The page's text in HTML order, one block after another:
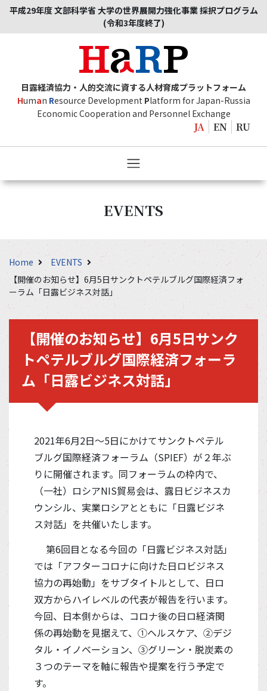
平成29年度 文部科学省 大学の世界展開力強化事業 採択プログラム
(令和3年度終了)
日露経済協力・人的交流に資する人材育成プラットフォーム
Human Resource Development Platform for Japan-Russia
Economic Cooperation and Personnel Exchange
JA EN RU
EVENTS
Home
EVENTS
【開催のお知らせ】6月5日サンクトペテルブルグ国際経済フォ
ーラム「日露ビジネス対話」
【開催のお知らせ】6月5日サンク
トペテルブルグ国際経済フォーラ
ム「日露ビジネス対話」
2021年6月2日～5日にかけてサンクトペテル
ブルグ国際経済フォーラム（SPIEF）が２年ぶ
りに開催されます。同フォーラムの枠内で、
（一社）ロシアNIS貿易会は、露日ビジネスカ
ウンシル、実業ロシアとともに「日露ビジネ
ス対話」を共催いたします。
第6回目となる今回の「日露ビジネス対話」
では「アフターコロナに向けた日ロビジネス
協力の再始動」をサブタイトルとして、日ロ
双方からハイレベルの代表が報告を行います。
今回、日本側からは、コロナ後の日ロ経済関
係の再始動を見据えて、①ヘルスケア、②デジ
タル・イノベーション、③グリーン・脱炭素の
３つのテーマを軸に報告や提案を行う予定で
す。